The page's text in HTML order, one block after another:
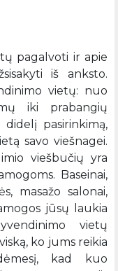
pagalvoti ir apie
iš anksto.
vietų: nuo
iki prabangių
pasirinkimą,
savo viešnagei.
viešbučių yra
Baseinai,
masažo salonai,
jūsų laukia
vietų
ko jums reikia
kad kuo